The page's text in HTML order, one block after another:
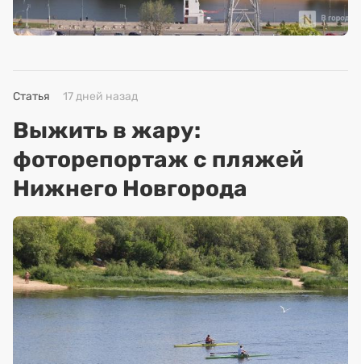
Статья 17 дней назад
Выжить в жару:
фоторепортаж с пляжей
Нижнего Новгорода